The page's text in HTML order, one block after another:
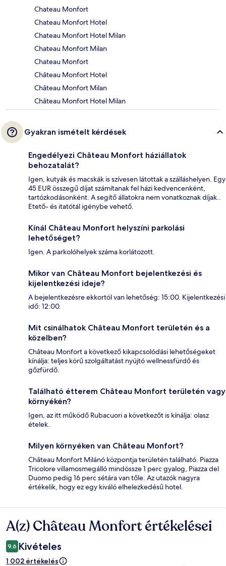
Chateau Monfort
Chateau Monfort Hotel
Chateau Monfort Hotel Milan
Chateau Monfort Milan
Chateau Monfort
Château Monfort Hotel
Château Monfort Milan
Château Monfort Hotel Milan
Gyakran ismételt kérdések
Engedélyezi Château Monfort háziállatok
behozatalát?
Igen, kutyák és macskák is szívesen látottak a szálláshelyen. Egy
45 EUR összegű díjat számítanak fel házi kedvencenként,
tartózkodásonként. A segítő állatokra nem vonatkoznak díjak..
Etető- és itatótál igénybe vehető.
Kínál Château Monfort helyszíni parkolási
lehetőséget?
Igen. A parkolóhelyek száma korlátozott.
Mikor van Château Monfort bejelentkezési és
kijelentkezési ideje?
A bejelentkezésre ekkortól van lehetőség: 15:00. Kijelentkezési
idő: 12:00.
Mit csinálhatok Château Monfort területén és a
közelben?
Château Monfort a következő kikapcsolódási lehetőségeket
kínálja: teljes körű szolgáltatást nyújtó wellnessfürdő és
gőzfürdő.
Található étterem Château Monfort területén vagy
környékén?
Igen, az itt működő Rubacuori a következőt is kínálja: olasz
ételek.
Milyen környéken van Château Monfort?
Château Monfort Milánó központja területén található. Piazza
Tricolore villamosmegálló mindössze 1 perc gyalog, Piazza del
Duomo pedig 16 perc sétára van tőle. Az utazók nagyra
értékelik, hogy ez egy kiváló elhelezkedésű hotel.
Értékelések
A(z) Château Monfort értékelései
9,6 Kivételes
1 002 értékelés